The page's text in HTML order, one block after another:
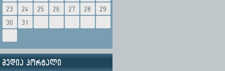
23
24 25 26 27 28
29
30
31
მედია პორტალი